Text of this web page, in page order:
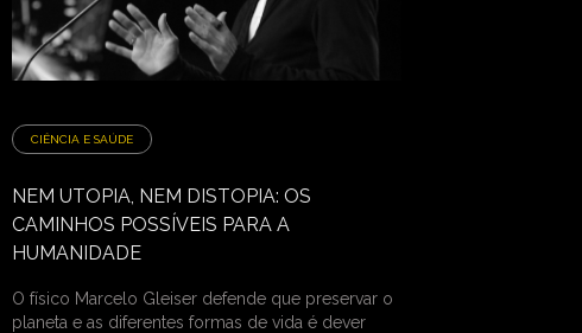
CIÊNCIA E SAÚDE
NEM UTOPIA, NEM DISTOPIA: OS
CAMINHOS POSSÍVEIS PARA A
HUMANIDADE
O físico Marcelo Gleiser defende que preservar o
planeta e as diferentes formas de vida é dever